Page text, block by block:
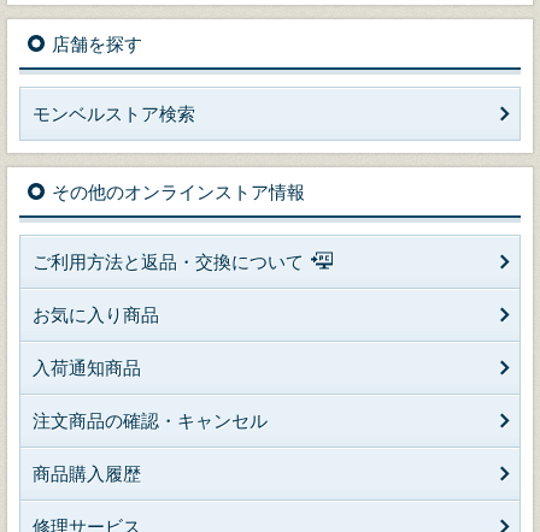
店舗を探す
モンベルストア検索
その他のオンラインストア情報
ご利用方法と返品・交換について
お気に入り商品
入荷通知商品
注文商品の確認・キャンセル
商品購入履歴
修理サービス